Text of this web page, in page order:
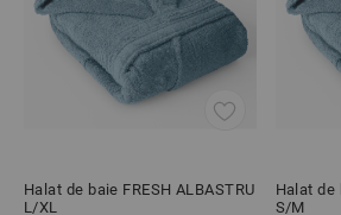
Halat de baie FRESH ALBASTRU
L/XL
Halat de
S/M